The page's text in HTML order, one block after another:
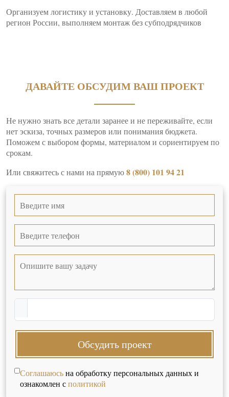
Организуем логистику и установку. Доставляем в любой
регион России, выполняем монтаж без субподрядчиков
ДАВАЙТЕ ОБСУДИМ ВАШ ПРОЕКТ
Не нужно знать все детали заранее и не переживайте, если
нет эскиза, точных размеров или понимания бюджета.
Поможем с выбором формы, материалом и сориентируем по
срокам.
Или свяжитесь с нами на прямую8 (800) 101 94 21
Обсудить проект
Соглашаюсьна обработку персональных данных и
ознакомлен сполитикой